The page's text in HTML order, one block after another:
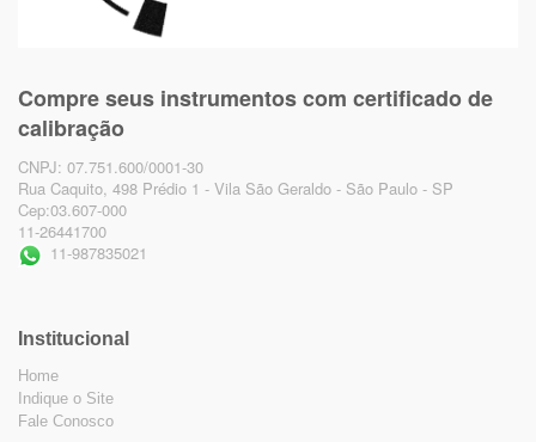
Compre seus instrumentos com certificado de
calibração
CNPJ: 07.751.600/0001-30
Rua Caquito, 498 Prédio 1 - Vila São Geraldo - São Paulo - SP
Cep:03.607-000
11-26441700
11-987835021
Institucional
Home
Indique o Site
Fale Conosco